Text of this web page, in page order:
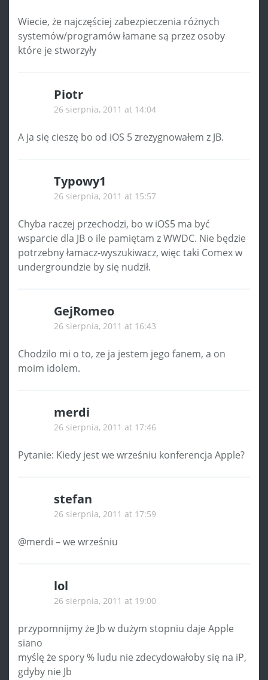
Wiecie, że najczęściej zabezpieczenia różnych
systemów/programów łamane są przez osoby
które je stworzyły
Piotr
26 sierpnia, 2011 at 14:04
A ja się cieszę bo od iOS 5 zrezygnowałem z JB.
Typowy1
26 sierpnia, 2011 at 15:57
Chyba raczej przechodzi, bo w iOS5 ma być
wsparcie dla JB o ile pamiętam z WWDC. Nie będzie
potrzebny łamacz-wyszukiwacz, więc taki Comex w
undergroundzie by się nudził.
GejRomeo
26 sierpnia, 2011 at 16:43
Chodzilo mi o to, ze ja jestem jego fanem, a on
moim idolem.
merdi
26 sierpnia, 2011 at 17:46
Pytanie: Kiedy jest we wrześniu konferencja Apple?
stefan
26 sierpnia, 2011 at 17:59
@merdi – we wrześniu
lol
26 sierpnia, 2011 at 19:00
przypomnijmy że Jb w dużym stopniu daje Apple
siano
myślę że spory % ludu nie zdecydowałoby się na iP,
gdyby nie Jb